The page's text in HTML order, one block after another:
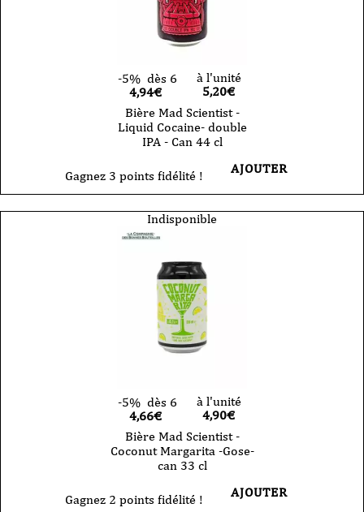
-5% dès 6
4,94€
à l'unité
5,20€
Bière Mad Scientist -
Liquid Cocaine- double
IPA - Can 44 cl
Gagnez 3 points fidélité ! AJOUTER
Indisponible
-5% dès 6
4,66€
à l'unité
4,90€
Bière Mad Scientist -
Coconut Margarita -Gose-
can 33 cl
Gagnez 2 points fidélité ! AJOUTER